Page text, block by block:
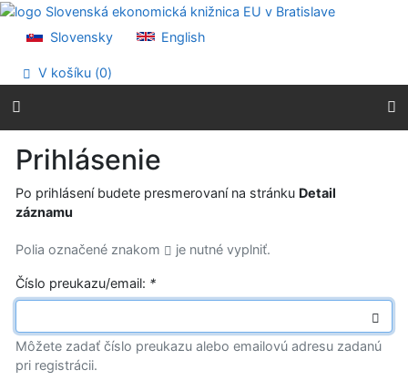
Prejsť na obsah
Prehlásenie o webovej prístupnosti
Slovensky English
V košíku (0)
Prihlásenie
Po prihlásení budete presmerovaní na stránku Detail
záznamu
Polia označené znakom je nutné vyplniť.
Číslo preukazu/email: *
Môžete zadať číslo preukazu alebo emailovú adresu zadanú
pri registrácii.